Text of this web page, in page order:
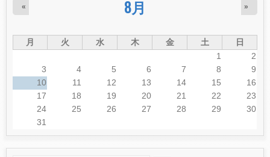
8月
« »
月 火 水 木 金 土
日
1
2
3
4 5 6 7 8
9
10
11 12 13 14 15
16
17
18 19 20 21 22
23
24
25 26 27 28 29
30
31